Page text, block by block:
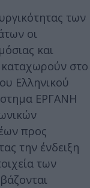
των
οι
και
καταχωρούν στο
Ελληνικού
ΕΡΓΑΝΗ
προς
την ένδειξη
των